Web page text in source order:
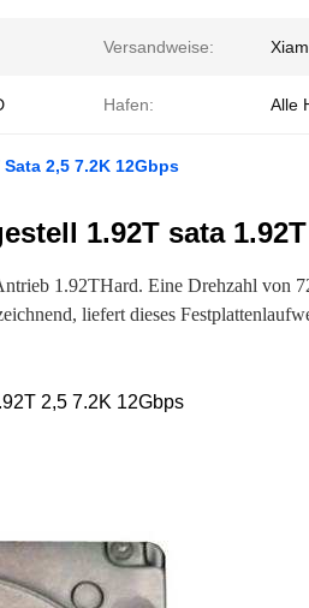
Versandweise:
Hafen: Alle
2,5 7.2K 12Gbps
1.92T sata
1.92THard. Eine Drehzahl von
liefert dieses
2,5 7.2K 12Gbps